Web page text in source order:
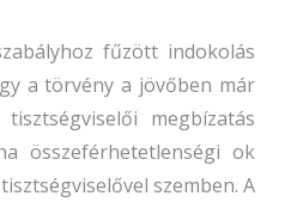
fűzött indokolás
a törvény a jövőben már
megbízatás
összeférhetetlenségi ok
szemben. A